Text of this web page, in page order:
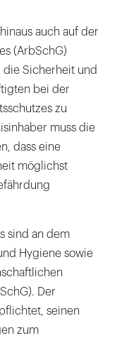
auch auf der
(ArbSchG)
die Sicherheit und
bei der
zu
muss die
dass eine
möglichst
sind an dem
Hygiene sowie
Der
seinen
zum